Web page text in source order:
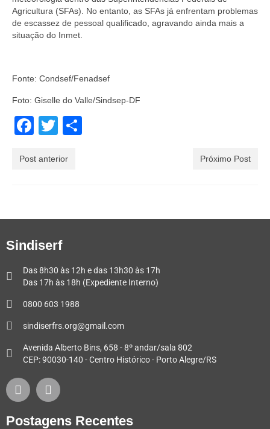
Agricultura (SFAs). No entanto, as SFAs já enfrentam problemas
de escassez de pessoal qualificado, agravando ainda mais a
situação do Inmet.
Fonte: Condsef/Fenadsef
Foto: Giselle do Valle/Sindsep-DF
Facebook
Twitter
Post anterior Próximo Post
Sindiserf
Das 8h30 às 12h e das 13h30 às 17h
Das 17h às 18h (Expediente Interno)
0800 603 1988
sindiserfrs.org@gmail.com
Avenida Alberto Bins, 658 - 8º andar/sala 802
CEP: 90030-140 - Centro Histórico - Porto Alegre/RS
Postagens Recentes